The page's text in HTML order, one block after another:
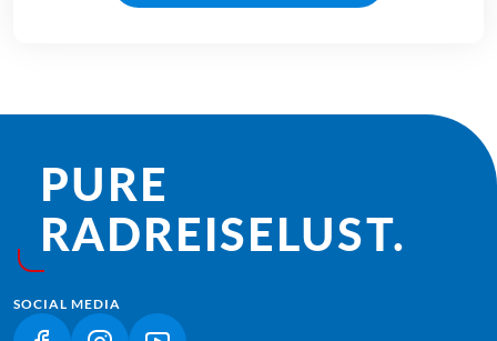
PURE
RADREISE­LUST.
SOCIAL MEDIA